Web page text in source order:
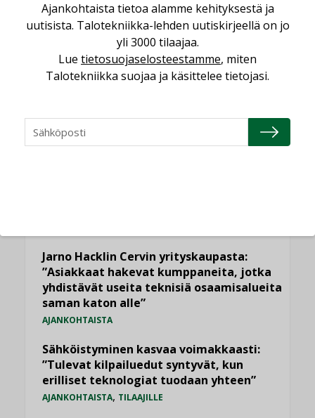
menetelmät
vakiinnuttavat
asemansa taloyhtiöissä
LUETUIMMAT UUTISET
Jarno Hacklin Cervin yrityskaupasta:
”Asiakkaat hakevat kumppaneita, jotka
yhdistävät useita teknisiä osaamisalueita
saman katon alle”
AJANKOHTAISTA
Sähköistyminen kasvaa voimakkaasti:
”Tulevat kilpailuedut syntyvät, kun
erilliset teknologiat tuodaan yhteen”
AJANKOHTAISTA, TILAAJILLE
Ajankohtaista tietoa alamme kehityksestä ja
uutisista. Talotekniikka-lehden uutiskirjeellä on jo
yli 3000 tilaajaa.
Lue tietosuojaselosteestamme, miten
Talotekniikka suojaa ja käsittelee tietojasi.